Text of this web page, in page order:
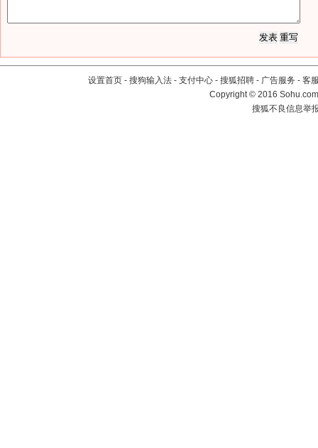
设置首页 - 搜狗输入法 - 支付中心 - 搜狐招聘 - 广告服务 - 客
Copyright©2016
搜狐不良信息举